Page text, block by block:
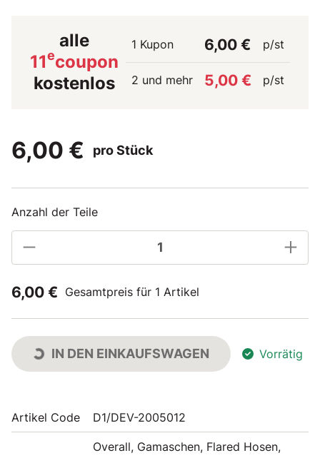
alle
11ecoupon
kostenlos
1 Kupon 6,00 € p/st
2 und mehr 5,00 € p/st
6,00 € pro Stück
Anzahl der Teile
6,00 € Gesamtpreis für 1 Artikel
IN DEN EINKAUFSWAGEN Vorrätig
Artikel Code D1/DEV-2005012
Overall, Gamaschen, Flared Hosen,